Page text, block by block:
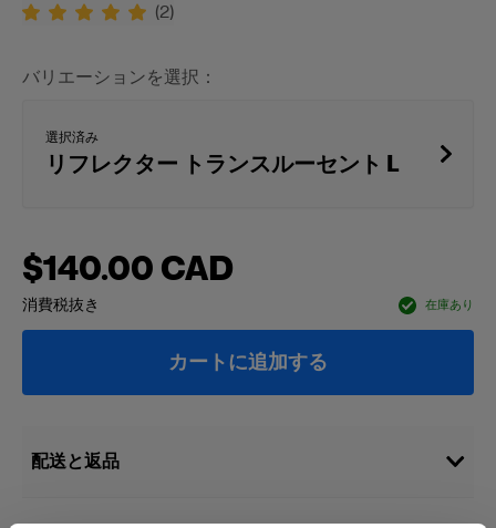
(2)
バリエーションを選択：
選択済み
リフレクター トランスルーセント L
$140.00 CAD
消費税抜き 在庫あり
カートに追加する
配送と返品